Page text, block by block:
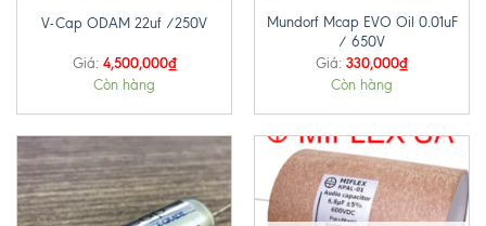
V-Cap ODAM 22uf /250V
Giá: 4,500,000₫
Còn hàng
Mundorf Mcap EVO Oil 0.01uF
/ 650V
Giá: 330,000₫
Còn hàng